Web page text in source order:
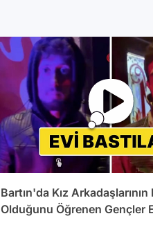
Bartın'da Kız
Olduğunu Öğrenen Gençler